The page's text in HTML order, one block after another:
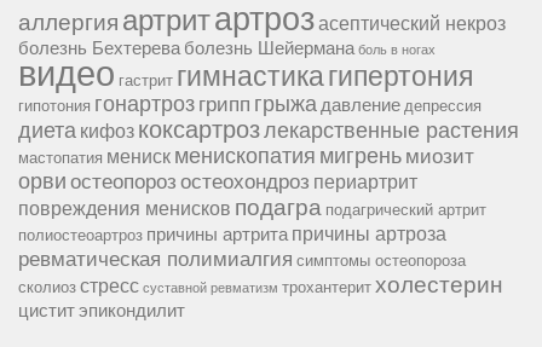
аллергия артритартрозасептический некроз
болезнь Бехтерева болезнь Шейермана боль в ногах
видео гастрит гимнастикагипертония
гипотония гонартроз грипп грыжадавление депрессия
диета кифоз коксартрозлекарственные растения
мастопатия мениск менископатия мигрень миозит
орви остеопороз остеохондроз периартрит
повреждения менисков подагра подагрический артрит
полиостеоартроз причины артрита причины артроза
ревматическая полимиалгия симптомы остеопороза
сколиоз стресс суставной ревматизм трохантерит холестерин
циститэпикондилит